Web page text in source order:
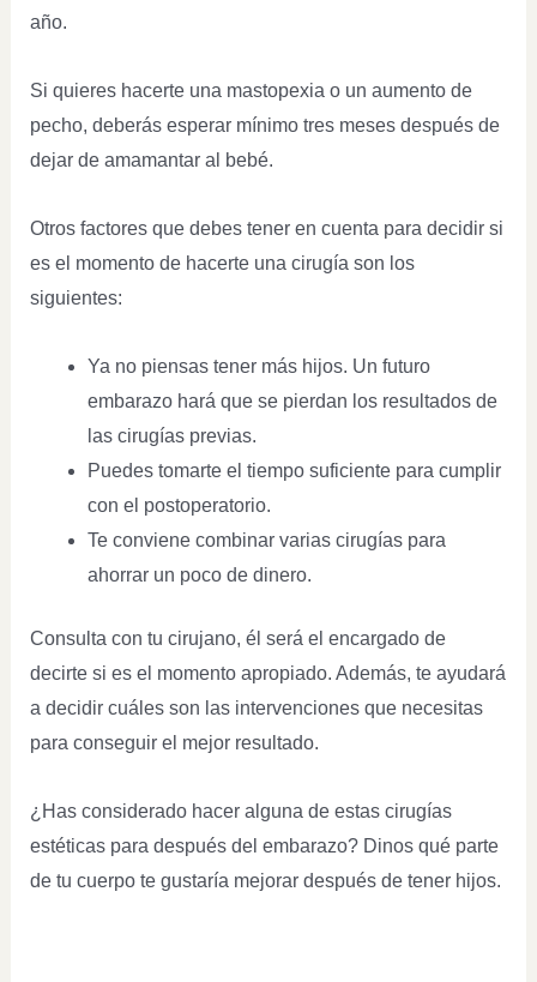
año.
Si quieres hacerte una mastopexia o un aumento de
pecho, deberás esperar mínimo tres meses después de
dejar de amamantar al bebé.
Otros factores que debes tener en cuenta para decidir si
es el momento de hacerte una cirugía son los
siguientes:
Ya no piensas tener más hijos. Un futuro
embarazo hará que se pierdan los resultados de
las cirugías previas.
Puedes tomarte el tiempo suficiente para cumplir
con el postoperatorio.
Te conviene combinar varias cirugías para
ahorrar un poco de dinero.
Consulta con tu cirujano, él será el encargado de
decirte si es el momento apropiado. Además, te ayudará
a decidir cuáles son las intervenciones que necesitas
para conseguir el mejor resultado.
¿Has considerado hacer alguna de estas cirugías
estéticas para después del embarazo? Dinos qué parte
de tu cuerpo te gustaría mejorar después de tener hijos.